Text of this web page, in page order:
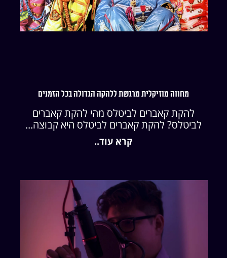
מחווה מוזיקלית מרגשת ללהקה הגדולה בכל הזמנים
להקת קאברים לביטלס מהי להקת קאברים
לביטלס? להקת קאברים לביטלס היא קבוצה...
קרא עוד..